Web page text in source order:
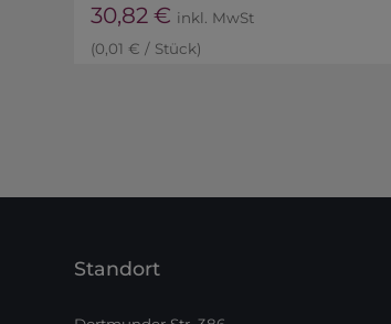
30,82€ inkl. MwSt
(0,01€ / Stück)
Standort